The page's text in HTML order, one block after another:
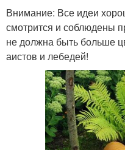
Внимание: Все идеи
смотрится и соблюдены
не должна быть больше
аистов и лебедей!